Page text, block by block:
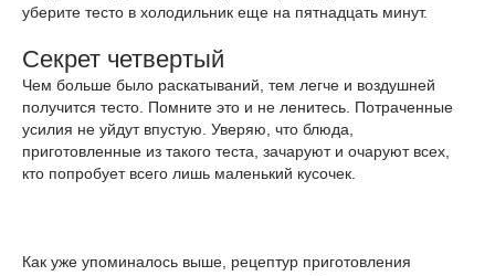
уберите тесто в холодильник еще на пятнадцать минут.
Секрет четвертый
Чем больше было раскатываний, тем легче и воздушней
получится тесто. Помните это и не ленитесь. Потраченные
усилия не уйдут впустую. Уверяю, что блюда,
приготовленные из такого теста, зачаруют и очаруют всех,
кто попробует всего лишь маленький кусочек.
Как уже упоминалось выше, рецептур приготовления